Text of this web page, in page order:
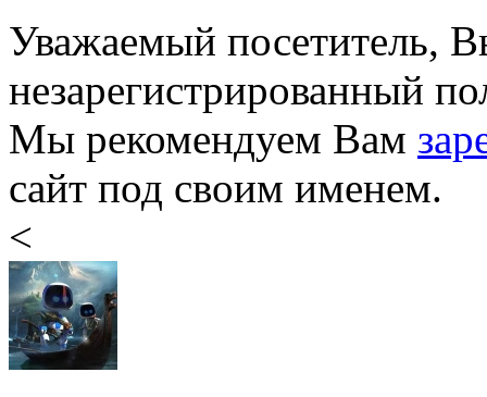
Уважаемый посетитель,
незарегистрированный
Мы рекомендуем Вам
сайт под своим именем.
<